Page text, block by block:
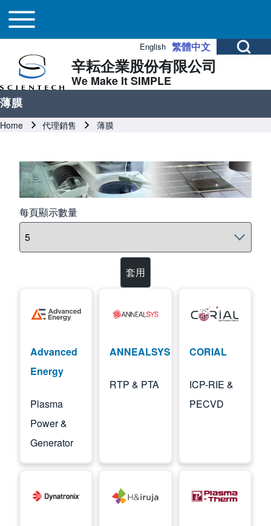
Skip to header
Skip to main navigation
Skip to main content
Close search
Search
Main navigation
Toggle main menu
Open Search
English 繁體中文
辛耘企業股份有限公司
We Make It SIMPLE
薄膜
Breadcrumb
Home 代理銷售 薄膜
Image
每頁顯示數量
Image
Advanced
Energy
Plasma
Power &
Generator
Image
ANNEALSYS
RTP & PTA
Image
CORIAL
ICP-RIE &
PECVD
Image Image Image